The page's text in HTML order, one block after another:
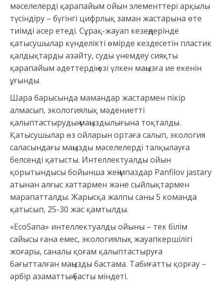
мәселелерді қарапайым ойын элементтері арқылы
түсіндіру – бүгінгі цифрлық заман жастарына өте
тиімді әсер етеді. Сұрақ-жауап кезеңдерінде
қатысушылар күнделікті өмірде кездесетін пластик
қалдықтарды азайту, суды үнемдеу сияқты
қарапайым әдеттердің өзі үлкен маңызға ие екенін
ұғынды.
Шара барысында мамандар жастармен пікір
алмасып, экологиялық мәдениетті
қалыптастырудың маңыздылығына тоқталды.
Қатысушылар өз ойларын ортаға салып, экология
саласындағы маңызды мәселелерді талқылауға
белсенді қатысты. Интеллектуалды ойын
қорытындысы бойынша жеңімпаздар Panfilov jastary
атынан алғыс хаттармен және сыйлықтармен
марапатталды. Жарысқа жалпы саны 5 команда
қатысып, 25-30 жас қамтылды.
«EcoSana» интеллектуалды ойыны – тек білім
сайысы ғана емес, экологиялық жауапкершілігі
жоғары, саналы қоғам қалыптастыруға
бағытталған маңызды бастама. Табиғатты қорғау –
әрбір азаматтың басты міндеті.